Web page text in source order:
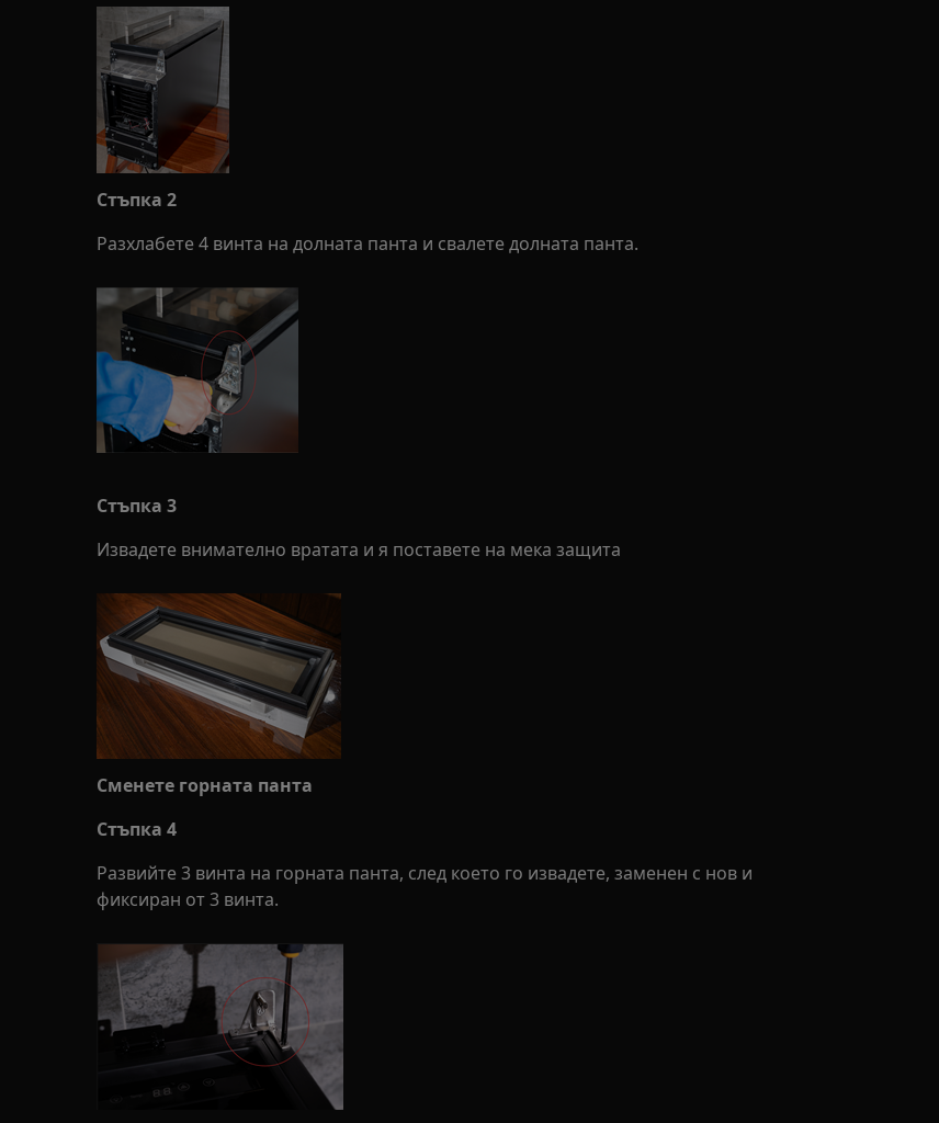
Стъпка 2
Разхлабете 4 винта на долната панта и свалете долната панта.
Стъпка 3
Извадете внимателно вратата и я поставете на мека защита
Сменете горната панта
Стъпка 4
Развийте 3 винта на горната панта, след което го извадете, заменен с нов и
фиксиран от 3 винта.